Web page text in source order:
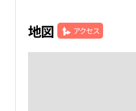
地図 アクセス